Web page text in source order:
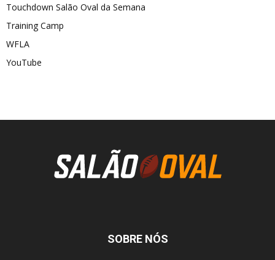
Touchdown Salão Oval da Semana
Training Camp
WFLA
YouTube
SOBRE NÓS